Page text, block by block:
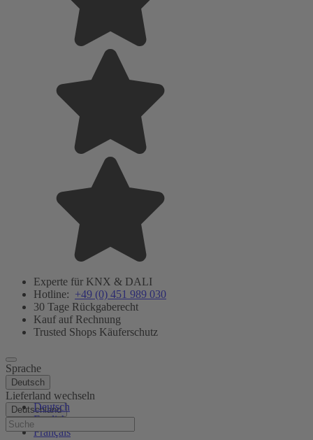
Experte für KNX & DALI
Hotline: +49 (0) 451 989 030
30 Tage Rückgaberecht
Kauf auf Rechnung
Trusted Shops Käuferschutz
Sprache
Deutsch
Deutsch
English
Français
Lieferland wechseln
Deutschland
Hilfe